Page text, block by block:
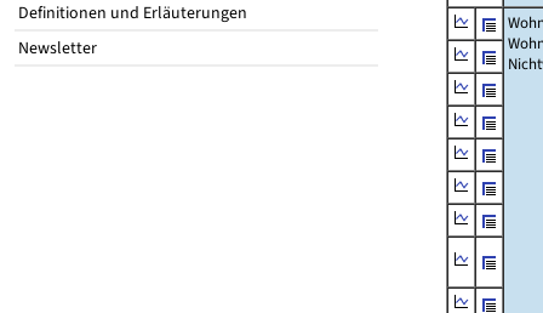
Definitionen und Erläuterungen
Newsletter